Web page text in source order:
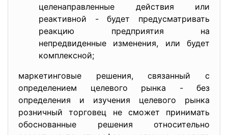
целенаправленные действия или
реактивной - будет предусматривать
реакцию предприятия на
непредвиденные изменения, или будет
комплексной;
маркетинговые решения, связанный с
определением целевого рынка - без
определения и изучения целевого рынка
розничный торговец не сможет принимать
обоснованные решения относительно